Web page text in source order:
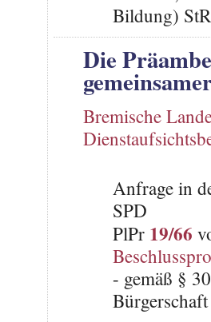
Bildung)
Die
Bremische
Anfrage in
SPD
PlPr 19/66
- gemäß §